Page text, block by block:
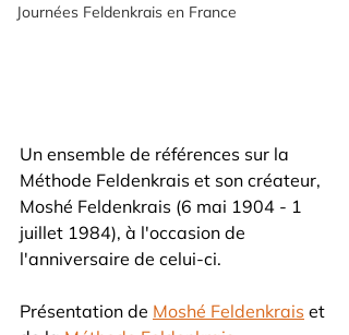
Journées Feldenkrais en France
Un ensemble de références sur la
Méthode Feldenkrais et son créateur,
Moshé Feldenkrais (6 mai 1904 - 1
juillet 1984), à l'occasion de
l'anniversaire de celui-ci.
Présentation de Moshé Feldenkrais et